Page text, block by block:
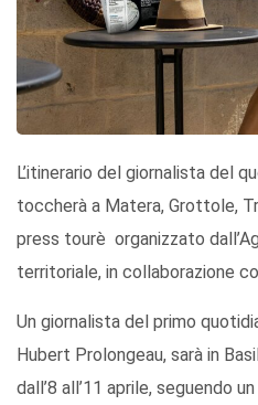
L’itinerario del giornalista del
toccherà a Matera, Grottole,
press tourè organizzato
territoriale, in collaborazione
Un giornalista del primo
Hubert Prolongeau, sarà in
dall’8 all’11 aprile, seguendo